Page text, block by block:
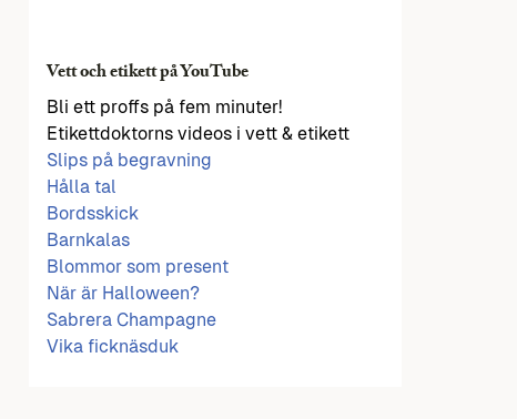
Vett och etikett på YouTube
Bli ett proffs på fem minuter!
Etikettdoktorns videos i vett & etikett
Slips på begravning
Hålla tal
Bordsskick
Barnkalas
Blommor som present
När är Halloween?
Sabrera Champagne
Vika ficknäsduk